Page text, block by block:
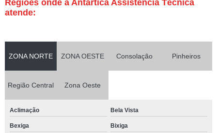
Regiões onde a Antártica Assistência Técnica
atende:
ZONA NORTE ZONA OESTE Consolação Pinheiros
Região Central Zona Oeste
Aclimação Bela Vista
Bexiga Bixiga